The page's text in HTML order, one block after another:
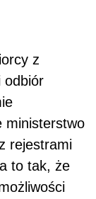
z
odbiór
ministerstwo
rejestrami
to tak, że